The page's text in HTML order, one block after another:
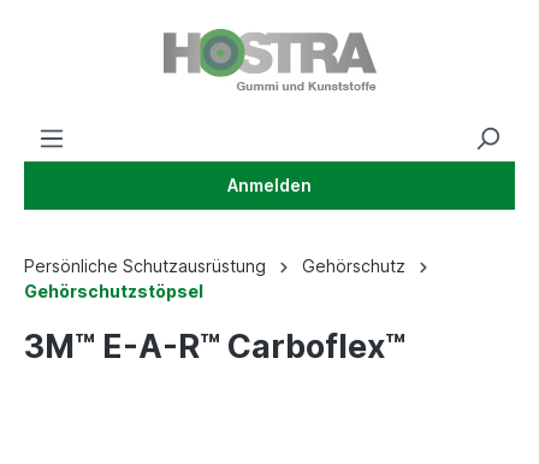
Anmelden
Persönliche Schutzausrüstung
Gehörschutz
Gehörschutzstöpsel
3M™ E-A-R™ Carboflex™